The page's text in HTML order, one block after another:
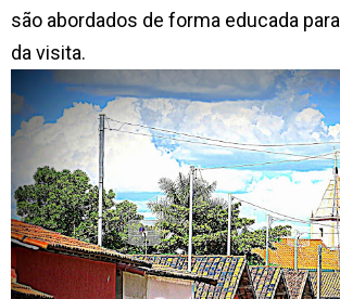
são abordados de forma educada
da visita.